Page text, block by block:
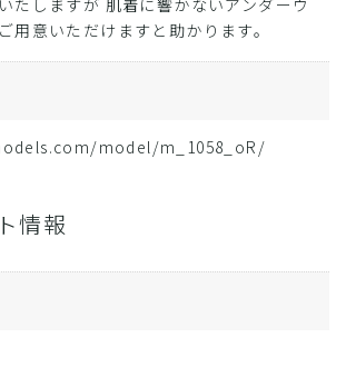
たしますが 肌着に響かないアンダーウ
用意いただけますと助かります。
model/m_1058_oR/
情報